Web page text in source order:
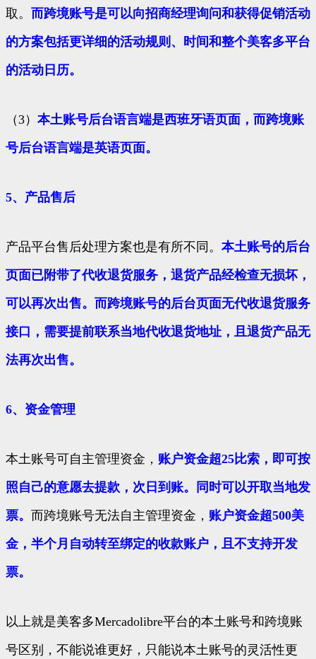
取。 而跨境账号是可以向招商经理询问和获得促销活动
的方案包括更详细的活动规则、时间和整个美客多平台
的活动日历。
（3） 本土账号后台语言端是西班牙语页面，而跨境账
号后台语言端是英语页面。
5、产品售后
产品平台售后处理方案也是有所不同。 本土账号的后台
页面已附带了代收退货服务，退货产品经检查无损坏，
可以再次出售。而跨境账号的后台页面无代收退货服务
接口，需要提前联系当地代收退货地址，且退货产品无
法再次出售。
6、资金管理
本土账号可自主管理资金， 账户资金超25比索，即可按
照自己的意愿去提款，次日到账。同时可以开取当地发
票。 而跨境账号无法自主管理资金， 账户资金超500美
金，半个月自动转至绑定的收款账户，且不支持开发
票。
以上就是美客多Mercadolibre平台的本土账号和跨境账
号区别，不能说谁更好，只能说本土账号的灵活性更